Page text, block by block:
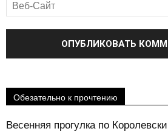
Обезательно к прочтению
Весенняя прогулка по